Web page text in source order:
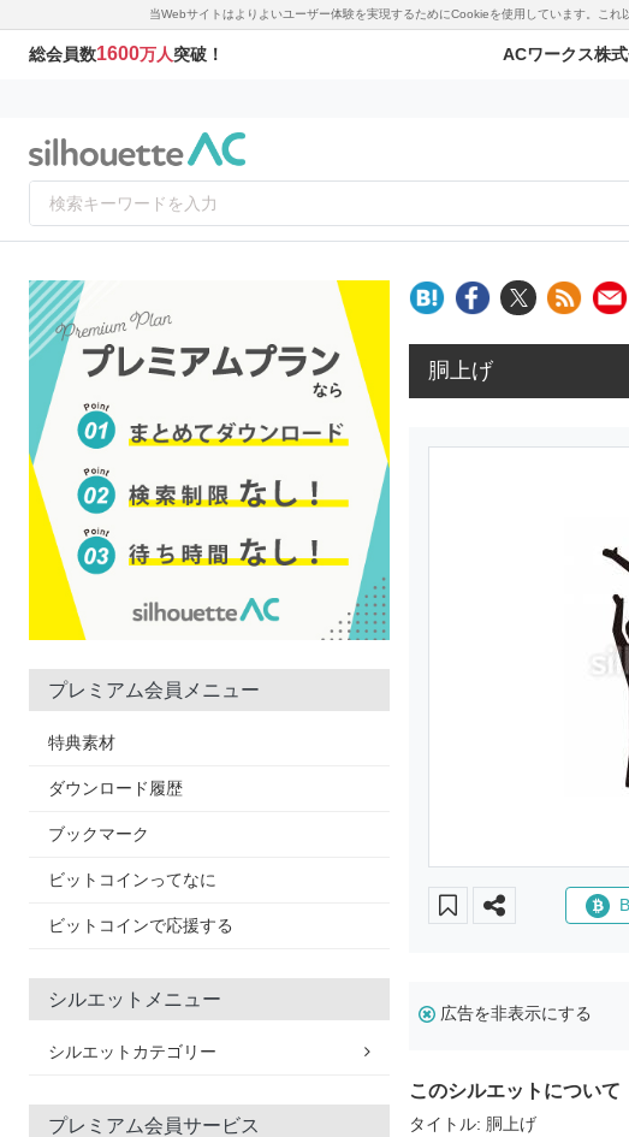
当Webサイトはよりよいユーザー体験を実現するためにCookieを使用しています。こ
総会員数1600万人突破！ ACワークス株
プレミアム会員メニュー
特典素材
ダウンロード履歴
ブックマーク
ビットコインってなに
ビットコインで応援する
シルエットメニュー
シルエットカテゴリー
プレミアム会員サービス
胴上げ
広告を非表示にする
このシルエットについて
タイトル: 胴上げ